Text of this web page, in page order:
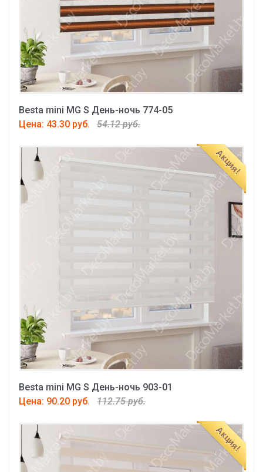
Besta mini MG S День-ночь 774-05
Цена: 43.30 руб.
54.12 руб.
Акция!
Besta mini MG S День-ночь 903-01
Цена: 90.20 руб.
112.75 руб.
Акция!